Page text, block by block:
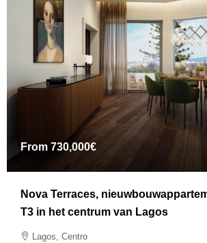
From 730,000€
Nova Terraces,
T3 in het centrum van Lagos
Lagos, Centro